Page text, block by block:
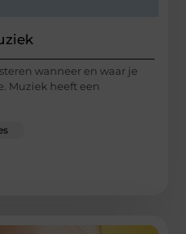
wanneer en waar je
Muziek heeft een